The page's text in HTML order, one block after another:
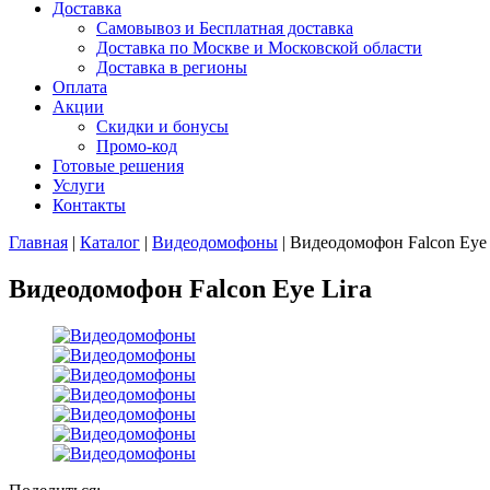
Доставка
Самовывоз и Бесплатная доставка
Доставка по Москве и Московской области
Доставка в регионы
Оплата
Акции
Скидки и бонусы
Промо-код
Готовые решения
Услуги
Контакты
Главная | Каталог | Видеодомофоны | Видеодомофон Falcon
Видеодомофон Falcon Eye Lira